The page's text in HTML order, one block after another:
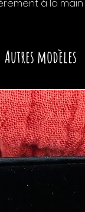
à la
Autres modèles